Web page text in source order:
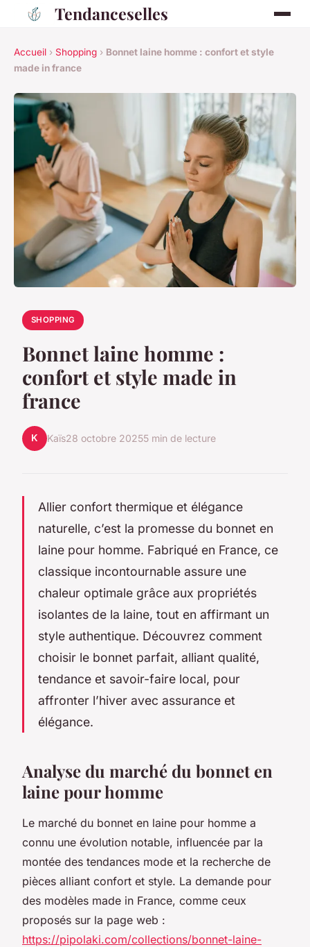
Tendanceselles
Accueil › Shopping › Bonnet laine homme : confort et style
made in france
SHOPPING
Bonnet laine homme :
confort et style made in
france
K Kaïs28 octobre 20255 min de lecture
Allier confort thermique et élégance
naturelle, c’est la promesse du bonnet en
laine pour homme. Fabriqué en France, ce
classique incontournable assure une
chaleur optimale grâce aux propriétés
isolantes de la laine, tout en affirmant un
style authentique. Découvrez comment
choisir le bonnet parfait, alliant qualité,
tendance et savoir-faire local, pour
affronter l’hiver avec assurance et
élégance.
Analyse du marché du bonnet en
laine pour homme
Le marché du bonnet en laine pour homme a
connu une évolution notable, influencée par la
montée des tendances mode et la recherche de
pièces alliant confort et style. La demande pour
des modèles made in France, comme ceux
proposés sur la page web :
https://pipolaki.com/collections/bonnet-laine-